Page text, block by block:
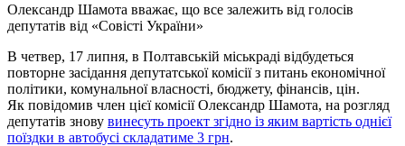
Олександр Шамота вважає, що все залежить від голосів
депутатів від «Совісті України»
В четвер, 17 липня, в Полтавській міськраді відбудеться
повторне засідання депутатської комісії з питань економічної
політики, комунальної власності, бюджету, фінансів, цін.
Як повідомив член цієї комісії Олександр Шамота, на розгляд
депутатів знову винесуть проект згідно із яким вартість однієї
поїздки в автобусі складатиме 3 грн.